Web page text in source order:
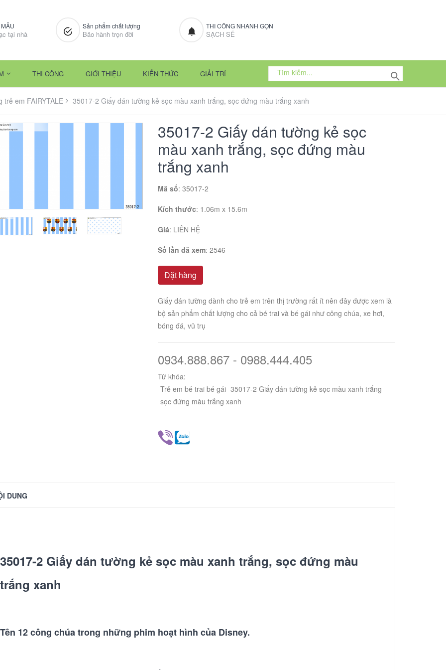
tại nhà
Sản phẩm chất lượng
Bảo hành trọn đời
THI CÔNG NHANH GỌN
SẠCH SẼ
THI CÔNG GIỚI THIỆU KIẾN THỨC GIẢI TRÍ
trẻ em FAIRYTALE 35017-2 Giấy dán tường kẻ sọc màu xanh trắng, sọc đứng màu trắng xanh
35017-2 Giấy dán tường kẻ sọc
màu xanh trắng, sọc đứng màu
trắng xanh
Mã số: 35017-2
Kích thước: 1.06m x 15.6m
Giá: LIÊN HỆ
Số lần đã xem: 2546
Đặt hàng
Giấy dán tường dành cho trẻ em trên thị trường rất ít nên đây được xem là
bộ sản phẩm chất lượng cho cả bé trai và bé gái như công chúa, xe hơi,
bóng đá, vũ trụ
0934.888.867 - 0988.444.405
Từ khóa:
Trẻ em bé trai bé gái 35017-2 Giấy dán tường kẻ sọc màu xanh trắng
sọc đứng màu trắng xanh
DUNG
35017-2 Giấy dán tường kẻ sọc màu xanh trắng, sọc đứng màu
trắng xanh
Tên 12 công chúa trong những phim hoạt hình của Disney.